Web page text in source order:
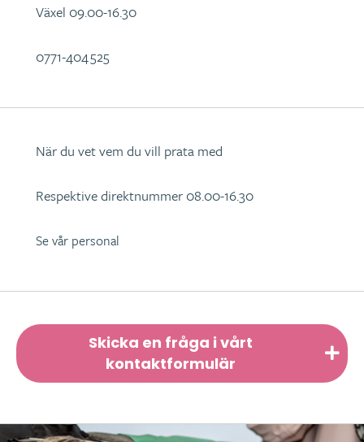
Växel 09.00-16.30
0771-404 525
När du vet vem du vill prata med
Respektive direktnummer 08.00-16.30
Se vår personal
Skicka en fråga i vårt
kontaktformulär